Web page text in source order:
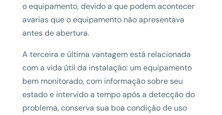
o equipamento, devido a que podem acontecer
avarias que o equipamento não apresentava
antes de abertura.
A terceira e última vantagem está relacionada
com a vida útil da instalação: um equipamento
bem monitorado, com informação sobre seu
estado e intervido a tempo após a detecção do
problema, conserva sua boa condição de uso